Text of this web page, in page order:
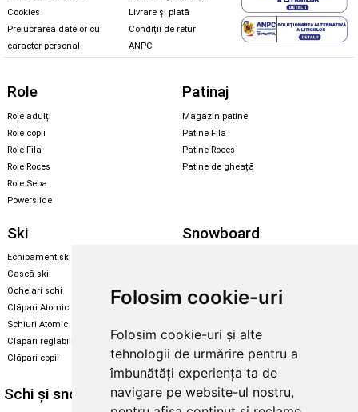
Folosim cookie-uri
Folosim cookie-uri și alte
tehnologii de urmărire pentru a
îmbunătăți experiența ta de
navigare pe website-ul nostru,
Cookies
Prelucrarea datelor cu
caracter personal
Livrare și plată
Condiții de retur
ANPC
Role
Role adulți
Role copii
Role Fila
Role Roces
Role Seba
Powerslide
Patinaj
Magazin patine
Patine Fila
Patine Roces
Patine de gheață
Ski
Echipament ski
Cască ski
Ochelari schi
Clăpari Atomic
Schiuri Atomic
Clăpari reglabili
Clăpari copii
Snowboard
Legături Rome SDS
Santa Cruz
Enuff Skateboards
Schi și snowboard Diverse